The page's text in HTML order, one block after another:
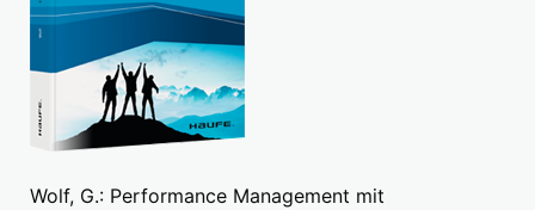
Wolf, G.: Performance Management mit